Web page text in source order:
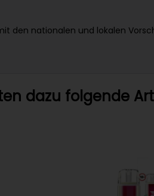
den nationalen und lokalen
dazu folgende